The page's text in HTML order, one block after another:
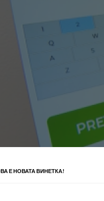
Е НОВАТА ВИНЕТКА!